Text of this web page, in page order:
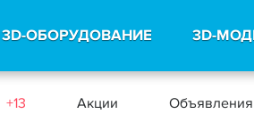
3D-ОБОРУДОВАНИЕ 3D-
+13 Акции Объявления